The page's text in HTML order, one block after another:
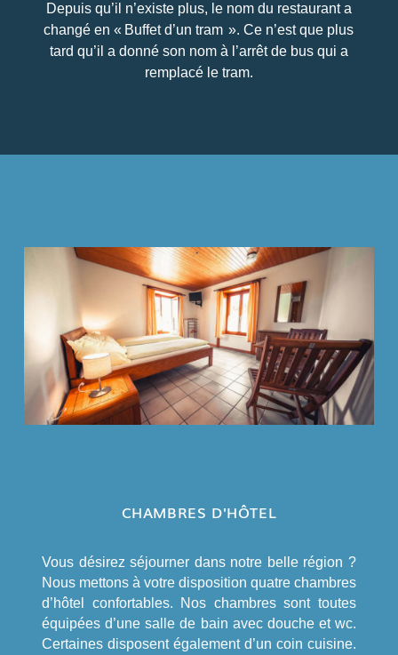
Depuis qu’il n’existe plus, le nom du restaurant a
changé en « Buffet d’un tram ». Ce n’est que plus
tard qu’il a donné son nom à l’arrêt de bus qui a
remplacé le tram.
CHAMBRES D'HÔTEL
Vous désirez séjourner dans notre belle région ?
Nous mettons à votre disposition quatre chambres
d’hôtel confortables. Nos chambres sont toutes
équipées d’une salle de bain avec douche et wc.
Certaines disposent également d’un coin cuisine.